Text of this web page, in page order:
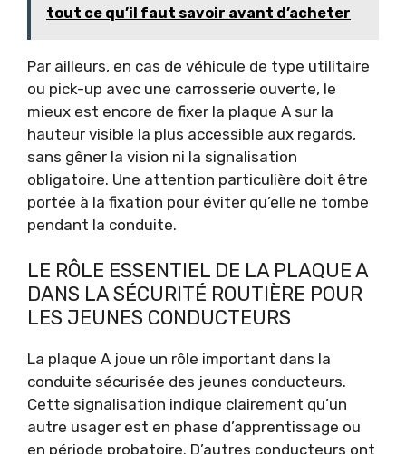
tout ce qu’il faut savoir avant d’acheter
Par ailleurs, en cas de véhicule de type utilitaire
ou pick-up avec une carrosserie ouverte, le
mieux est encore de fixer la plaque A sur la
hauteur visible la plus accessible aux regards,
sans gêner la vision ni la signalisation
obligatoire. Une attention particulière doit être
portée à la fixation pour éviter qu’elle ne tombe
pendant la conduite.
LE RÔLE ESSENTIEL DE LA PLAQUE A
DANS LA SÉCURITÉ ROUTIÈRE POUR
LES JEUNES CONDUCTEURS
La plaque A joue un rôle important dans la
conduite sécurisée des jeunes conducteurs.
Cette signalisation indique clairement qu’un
autre usager est en phase d’apprentissage ou
en période probatoire. D’autres conducteurs ont